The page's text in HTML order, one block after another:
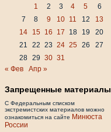
1
2 3 4 5
6
7
8 9 10 11 12
13
14
15 16 17 18 19
20
21
22 23 24 25 26
27
28 29 30 31
« Фев
Апр »
Запрещенные материалы
С Федеральным списком
экстремистских материалов можно
ознакомиться на сайте Минюста
России